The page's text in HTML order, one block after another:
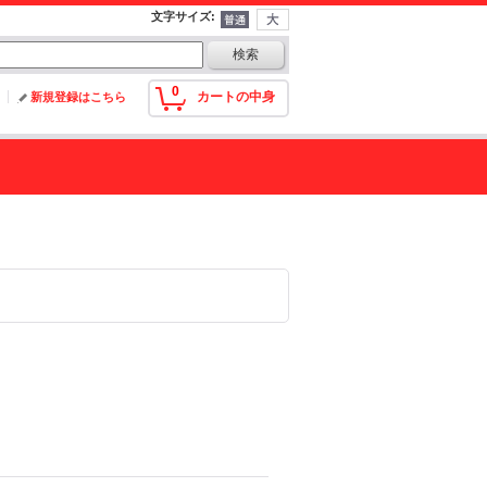
文字サイズ:
0 カートの中身
新規登録はこちら